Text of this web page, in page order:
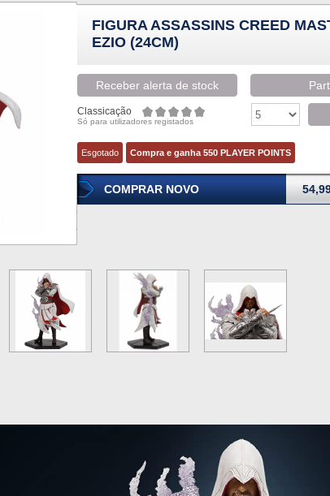
FIGURA ASSASSINS CREED
EZIO (24CM)
Receber alerta de stock
Classicação
Só para utilizadores registados
Esgotado Compra e ganha 550 PLAYER POINTS
COMPRAR NOVO